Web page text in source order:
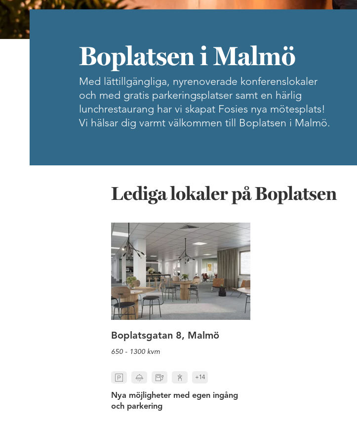
Boplatsen i Malmö
Med lättillgängliga, nyrenoverade konferenslokaler
och med gratis parkeringsplatser samt en härlig
lunchrestaurang har vi skapat Fosies nya mötesplats!
Vi hälsar dig varmt välkommen till Boplatsen i Malmö.
Lediga lokaler på Boplatsen
Nya möjligheter med egen ingång och parkering
Boplatsgatan 8, Malmö
650 - 1300 kvm
+14
Nya möjligheter med egen ingång
och parkering